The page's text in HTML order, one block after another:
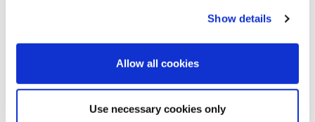
Show details
Allow all cookies
Use necessary cookies only
team di vendita e la App Mobile, con un numero di 5 utenti
massimi e 5 GB di spazio disponibile
garantendo completa personalizzazione per rispondere ad